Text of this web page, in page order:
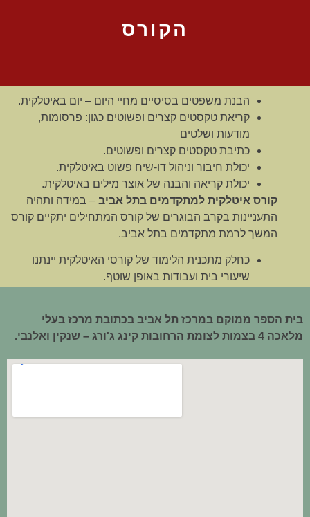
הקורס
הבנת משפטים בסיסיים מחיי היום – יום באיטלקית.
קריאת טקסטים קצרים ופשוטים כגון: פרסומות,
מודעות ושלטים
כתיבת טקסטים קצרים ופשוטים.
יכולת חיבור וניהול דו-שיח פשוט באיטלקית.
יכולת קריאה והבנה של אוצר מילים באיטלקית.
קורס איטלקית למתקדמים בתל אביב– במידה ותהיה
התעניינות בקרב הבוגרים של קורס המתחילים יתקיים קורס
המשך לרמת מתקדמים בתל אביב.
כחלק מתכנית הלימוד של קורסי האיטלקית יינתנו
שיעורי בית ועבודות באופן שוטף.
בית הספר ממוקם במרכז תל אביב בכתובת מרכז בעלי
מלאכה 4 בצמות לצומת הרחובות קינג ג'ורג – שנקין ואלנבי.